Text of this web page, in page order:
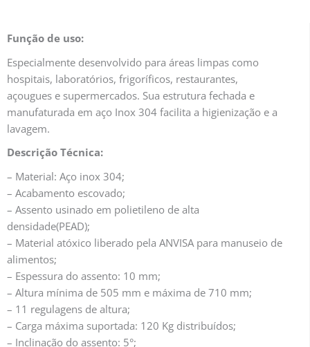
Função de uso:
Especialmente desenvolvido para áreas limpas como
hospitais, laboratórios, frigoríficos, restaurantes,
açougues e supermercados. Sua estrutura fechada e
manufaturada em aço Inox 304 facilita a higienização e a
lavagem.
Descrição Técnica:
– Material: Aço inox 304;
– Acabamento escovado;
– Assento usinado em polietileno de alta
densidade(PEAD);
– Material atóxico liberado pela ANVISA para manuseio de
alimentos;
– Espessura do assento: 10 mm;
– Altura mínima de 505 mm e máxima de 710 mm;
– 11 regulagens de altura;
– Carga máxima suportada: 120 Kg distribuídos;
– Inclinação do assento: 5°;